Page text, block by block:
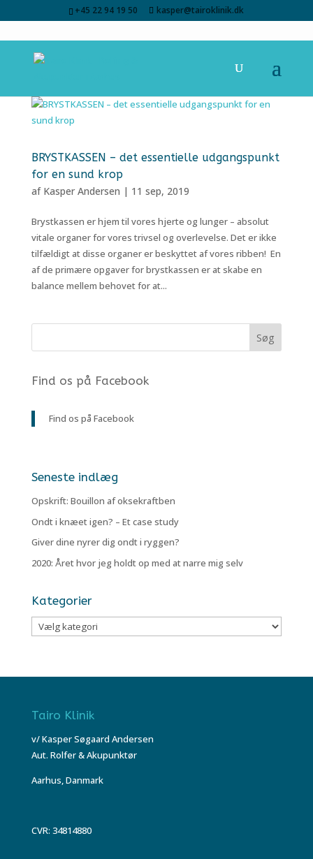
+45 22 94 19 50 kasper@tairoklinik.dk
BRYSTKASSEN – det essentielle udgangspunkt
for en sund krop
af Kasper Andersen | 11 sep, 2019
Brystkassen er hjem til vores hjerte og lunger – absolut
vitale organer for vores trivsel og overlevelse. Det er ikke
tilfældigt at disse organer er beskyttet af vores ribben! En
af de primære opgaver for brystkassen er at skabe en
balance mellem behovet for at...
Find os på Facebook
Find os på Facebook
Seneste indlæg
Opskrift: Bouillon af oksekraftben
Ondt i knæet igen? – Et case study
Giver dine nyrer dig ondt i ryggen?
2020: Året hvor jeg holdt op med at narre mig selv
Kategorier
Kategorier
Tairo Klinik
v/ Kasper Søgaard Andersen
Aut. Rolfer & Akupunktør
Aarhus, Danmark
CVR: 34814880